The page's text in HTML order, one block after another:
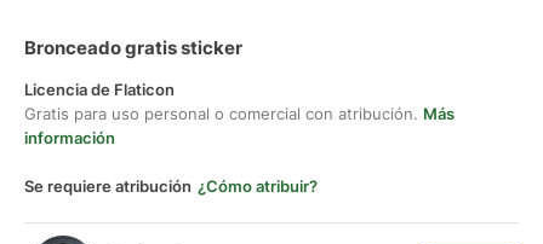
Bronceado gratis sticker
Licencia de Flaticon
Gratis para uso personal o comercial con atribución. Más
información
Se requiere atribución ¿Cómo atribuir?